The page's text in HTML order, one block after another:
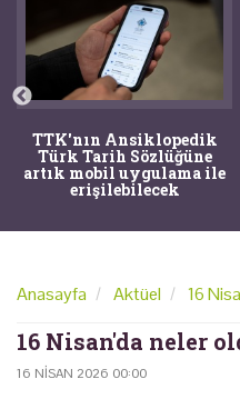
TTK'nın Ansiklopedik
Türk Tarih Sözlüğüne
artık mobil uygulama ile
erişilebilecek
Anasayfa Aktüel 16
16 Nisan'da neler
16 NISAN 2026 00:00